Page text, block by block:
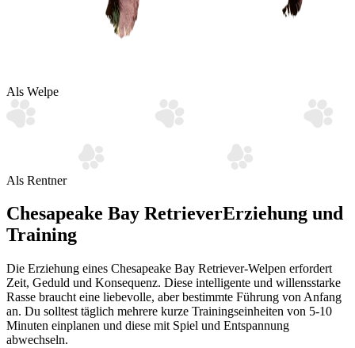
Als Welpe
Als Rentner
Chesapeake Bay RetrieverErziehung und
Training
Die Erziehung eines Chesapeake Bay Retriever-Welpen erfordert
Zeit, Geduld und Konsequenz. Diese intelligente und willensstarke
Rasse braucht eine liebevolle, aber bestimmte Führung von Anfang
an. Du solltest täglich mehrere kurze Trainingseinheiten von 5-10
Minuten einplanen und diese mit Spiel und Entspannung
abwechseln.